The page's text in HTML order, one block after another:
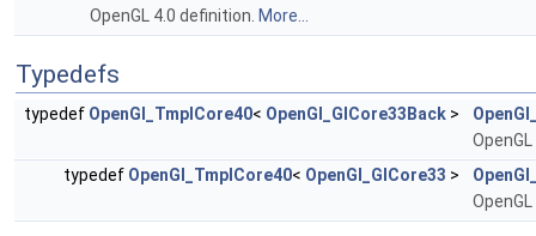
OpenGL 4.0 definition. More...
Typedefs
typedef OpenGl_TmplCore40< OpenGl_GlCore33Back >
typedef OpenGl_TmplCore40< OpenGl_GlCore33 >